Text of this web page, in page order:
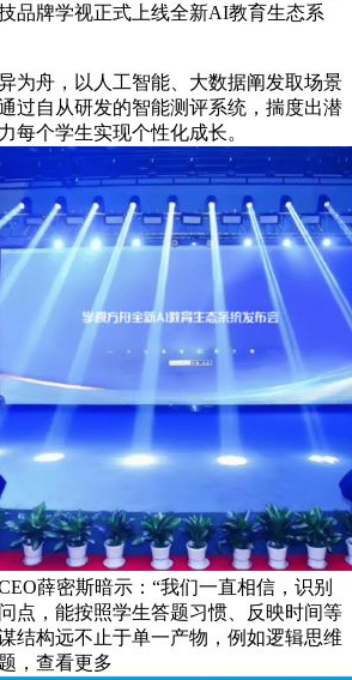
品牌学视正式上线全新AI教育生态系
舟，以人工智能、大数据阐发取场景
过自从研发的智能测评系统，揣度出潜
每个学生实现个性化成长。
薛密斯暗示：“我们一直相信，识别
点，能按照学生答题习惯、反映时间等
结构远不止于单一产物，例如逻辑思维
，查看更多